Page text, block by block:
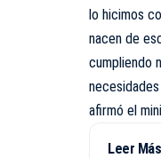
lo hicimos
nacen de
cumpliendo
afirmó el
Leer Más